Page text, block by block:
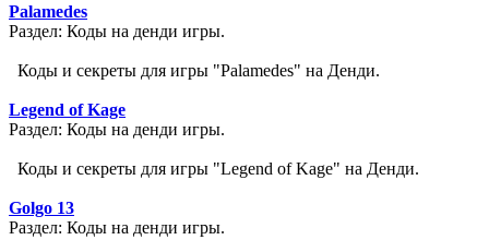
Palamedes
Раздел: Коды на денди игры.
Коды и секреты для игры "Palamedes" на Денди.
Legend of Kage
Раздел: Коды на денди игры.
Коды и секреты для игры "Legend of Kage" на Денди.
Golgo 13
Раздел: Коды на денди игры.